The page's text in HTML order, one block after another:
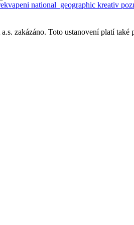
national_geographic kreativ
zakázáno. Toto ustanovení platí také